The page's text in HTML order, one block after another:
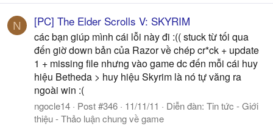
N [PC] The Elder Scrolls V: SKYRIM
các bạn giúp mình cái lỗi này đi :(( stuck từ tối qua
đến giờ down bản của Razor về chép cr*ck + update
1 + missing file nhưng vào game dc đến mỗi cái huy
hiệu Betheda > huy hiệu Skyrim là nó tự văng ra
ngoài win :(
ngocle14 Post #346 11/11/11 Diễn đàn: Tin tức - Giới
thiệu - Thảo luận chung về game